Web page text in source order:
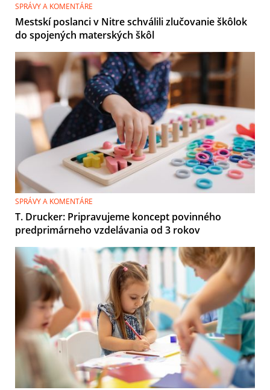
SPRÁVY A KOMENTÁRE
Mestskí poslanci v Nitre schválili zlučovanie škôlok
do spojených materských škôl
SPRÁVY A KOMENTÁRE
T. Drucker: Pripravujeme koncept povinného
predprimárneho vzdelávania od 3 rokov